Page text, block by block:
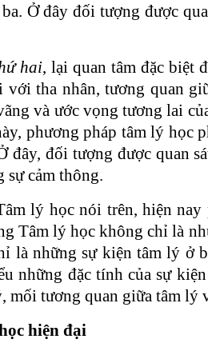
Ở đây đối tượng được
hai, lại quan tâm đặc biệt
với tha nhân, tương quan
và ước vọng tương lai
phương pháp tâm lý học
đây, đối tượng được quan
sự cảm thông.
lý học nói trên, hiện nay
Tâm lý học không chỉ là
là những sự kiện tâm lý ở
những đặc tính của sự
mối tương quan giữa tâm lý
hiện đại